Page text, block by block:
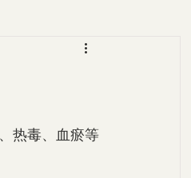
热毒、血瘀等